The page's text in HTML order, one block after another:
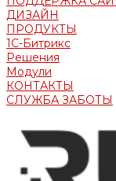
ДИЗАЙН
ПРОДУКТЫ
1С-Битрикс
Решения
Модули
КОНТАКТЫ
СЛУЖБА ЗАБОТЫ